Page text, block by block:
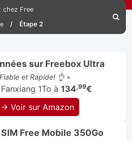
chez Free
Étape 2
sur Freebox Ultra
Fiable et Rapide! 👌»
1To à 134,99€
→ Voir sur Amazon
Free Mobile 350Go